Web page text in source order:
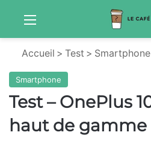
Menu
Accueil > Test > Smartphone
Smartphone
Test – OnePlus
haut de gamme